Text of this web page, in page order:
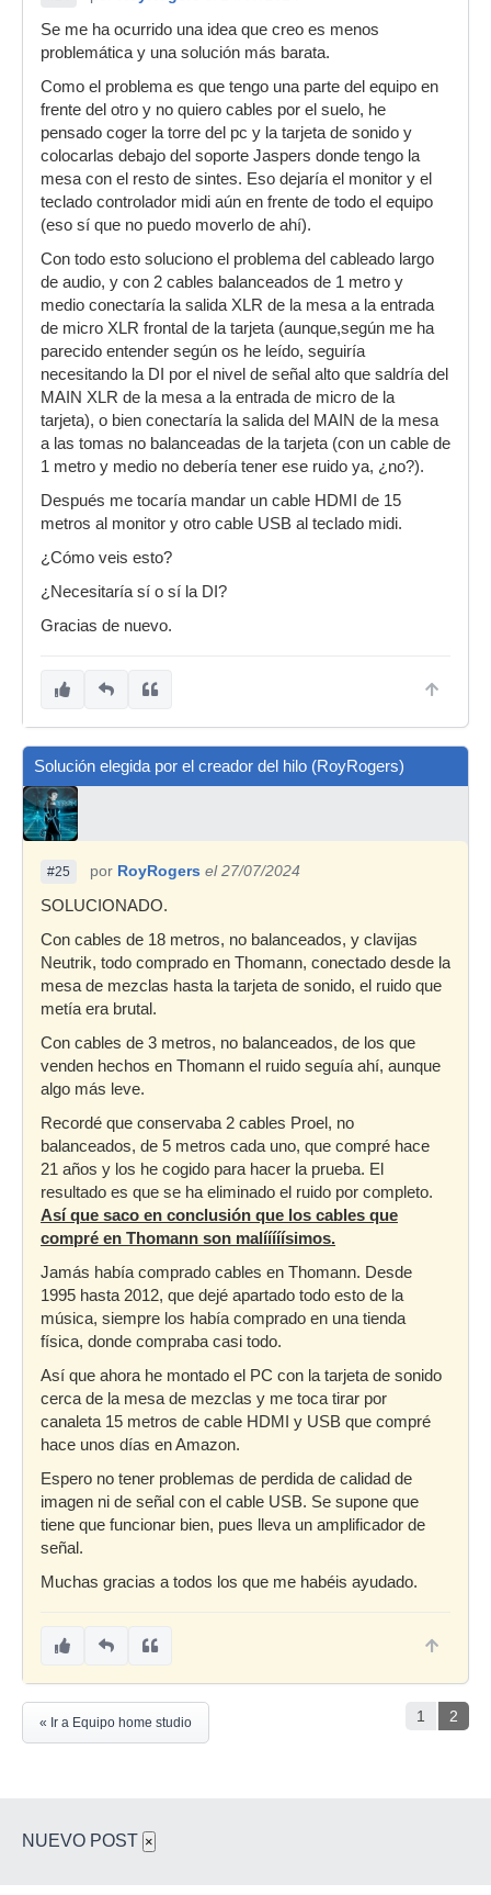
Se me ha ocurrido una idea que creo es menos
problemática y una solución más barata.
Como el problema es que tengo una parte del equipo en
frente del otro y no quiero cables por el suelo, he
pensado coger la torre del pc y la tarjeta de sonido y
colocarlas debajo del soporte Jaspers donde tengo la
mesa con el resto de sintes. Eso dejaría el monitor y el
teclado controlador midi aún en frente de todo el equipo
(eso sí que no puedo moverlo de ahí).
Con todo esto soluciono el problema del cableado largo
de audio, y con 2 cables balanceados de 1 metro y
medio conectaría la salida XLR de la mesa a la entrada
de micro XLR frontal de la tarjeta (aunque,según me ha
parecido entender según os he leído, seguiría
necesitando la DI por el nivel de señal alto que saldría del
MAIN XLR de la mesa a la entrada de micro de la
tarjeta), o bien conectaría la salida del MAIN de la mesa
a las tomas no balanceadas de la tarjeta (con un cable de
1 metro y medio no debería tener ese ruido ya, ¿no?).
Después me tocaría mandar un cable HDMI de 15
metros al monitor y otro cable USB al teclado midi.
¿Cómo veis esto?
¿Necesitaría sí o sí la DI?
Gracias de nuevo.
Solución elegida por el creador del hilo (RoyRogers)
#25 por RoyRogers el 27/07/2024
SOLUCIONADO.
Con cables de 18 metros, no balanceados, y clavijas
Neutrik, todo comprado en Thomann, conectado desde la
mesa de mezclas hasta la tarjeta de sonido, el ruido que
metía era brutal.
Con cables de 3 metros, no balanceados, de los que
venden hechos en Thomann el ruido seguía ahí, aunque
algo más leve.
Recordé que conservaba 2 cables Proel, no
balanceados, de 5 metros cada uno, que compré hace
21 años y los he cogido para hacer la prueba. El
resultado es que se ha eliminado el ruido por completo.
Así que saco en conclusión que los cables que
compré en Thomann son malííííísimos.
Jamás había comprado cables en Thomann. Desde
1995 hasta 2012, que dejé apartado todo esto de la
música, siempre los había comprado en una tienda
física, donde compraba casi todo.
Así que ahora he montado el PC con la tarjeta de sonido
cerca de la mesa de mezclas y me toca tirar por
canaleta 15 metros de cable HDMI y USB que compré
hace unos días en Amazon.
Espero no tener problemas de perdida de calidad de
imagen ni de señal con el cable USB. Se supone que
tiene que funcionar bien, pues lleva un amplificador de
señal.
Muchas gracias a todos los que me habéis ayudado.
1 2
« Ir a Equipo home studio
NUEVO POST ×